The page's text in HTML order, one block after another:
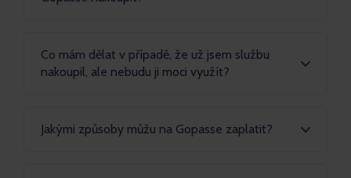
Co mám dělat v případě, že už jsem službu
nakoupil, ale nebudu ji moci využít?
Jakými způsoby můžu na Gopasse zaplatit?